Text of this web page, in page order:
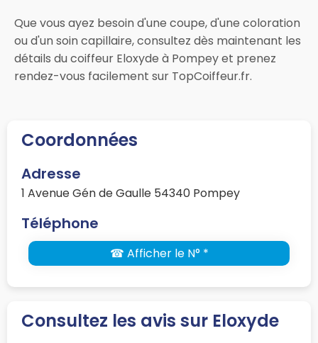
Que vous ayez besoin d'une coupe, d'une coloration
ou d'un soin capillaire, consultez dès maintenant les
détails du coiffeur Eloxyde à Pompey et prenez
rendez-vous facilement sur TopCoiffeur.fr.
Coordonnées
Adresse
1 Avenue Gén de Gaulle 54340 Pompey
Téléphone
☎ Afficher le N° *
Consultez les avis sur Eloxyde